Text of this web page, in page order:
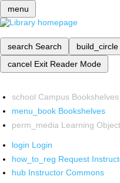
menu
search Search build_circle
cancel Exit Reader Mode
school Campus Bookshelves
menu_book Bookshelves
perm_media Learning
login Login
how_to_reg Request
hub Instructor Commons